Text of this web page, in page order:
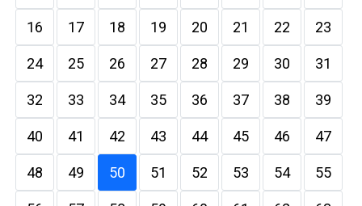
16 17 18 19 20 21 22 23
24 25 26 27 28 29 30 31
32 33 34 35 36 37 38 39
40 41 42 43 44 45 46 47
48 49 50 51 52 53 54 55